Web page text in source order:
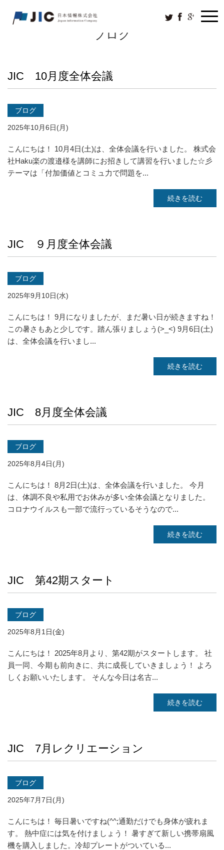
ブログ
JIC 10月度全体会議
ブログ
2025年10月6日(月)
こんにちは！ 10月4日(土)は、全体会議を行いました。 株式会
社Haku楽の渡邉様を講師にお招きして講習を行いました☆彡
テーマは「付加価値とコミュ力で問題を...
続きを読む
JIC ９月度全体会議
ブログ
2025年9月10日(水)
こんにちは！ 9月になりましたが、まだ暑い日が続きますね！
この暑さもあと少しです。踏ん張りましょう(>_<) 9月6日(土)
は、全体会議を行いまし...
続きを読む
JIC 8月度全体会議
ブログ
2025年8月4日(月)
こんにちは！ 8月2日(土)は、全体会議を行いました。 今月
は、体調不良や私用でお休みが多い全体会議となりました。
コロナウイルスも一部で流行っているそうなので...
続きを読む
JIC 第42期スタート
ブログ
2025年8月1日(金)
こんにちは！ 2025年8月より、第42期がスタートします。 社
員一同、今期も前向きに、共に成長していきましょう！ よろ
しくお願いいたします。 そんな今日は名古...
続きを読む
JIC 7月レクリエーション
ブログ
2025年7月7日(月)
こんにちは！ 毎日暑いですね(^^;通勤だけでも身体が疲れま
す。 熱中症には気を付けましょう！ 暑すぎて新しい携帯扇風
機を購入しました。冷却プレートがついている...